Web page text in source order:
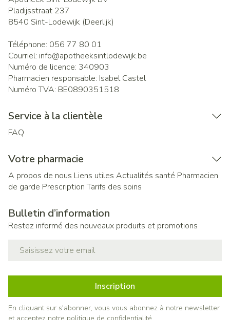
Pladijsstraat 237
8540 Sint-Lodewijk (Deerlijk)
Téléphone: 056 77 80 01
Courriel: info@apotheeksintlodewijk.be
Numéro de licence: 340903
Pharmacien responsable: Isabel Castel
Numéro TVA: BE0890351518
Service à la clientèle
FAQ
Votre pharmacie
A propos de nous Liens utiles Actualités santé Pharmacien
de garde Prescription Tarifs des soins
Bulletin d’information
Restez informé des nouveaux produits et promotions
Inscription
En cliquant sur s'abonner, vous vous abonnez à notre newsletter